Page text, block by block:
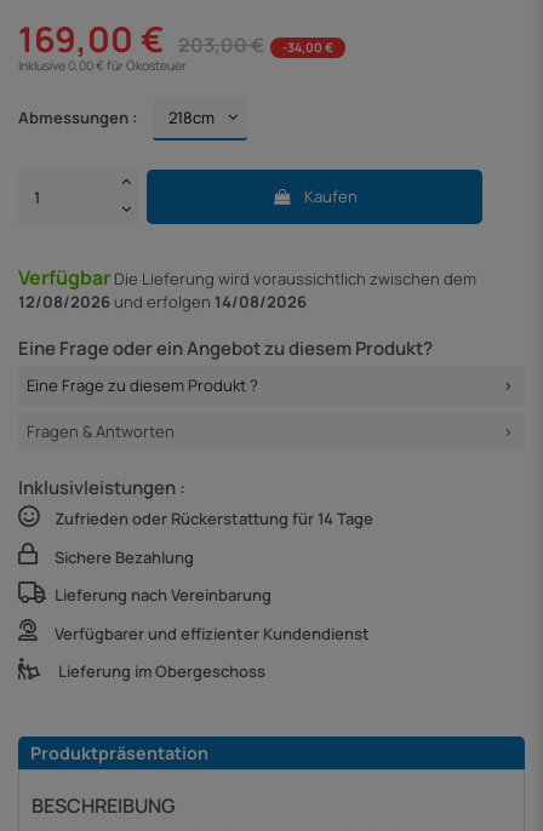
169,00 € 203,00 €
-34,00 €
Inklusive 0,00 € für Ökosteuer
Abmessungen :
Kaufen
Verfügbar Die Lieferung wird voraussichtlich zwischen dem
12/08/2026 und erfolgen 14/08/2026
Eine Frage oder ein Angebot zu diesem Produkt?
Eine Frage zu diesem Produkt ?
Fragen & Antworten
Inklusivleistungen :
Zufrieden oder Rückerstattung für 14 Tage
Sichere Bezahlung
Lieferung nach Vereinbarung
Verfügbarer und effizienter Kundendienst
Lieferung im Obergeschoss
Produktpräsentation
BESCHREIBUNG